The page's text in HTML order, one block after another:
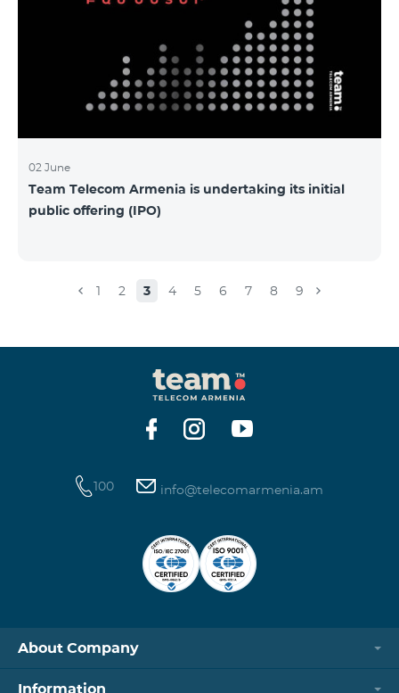
մանրամասներին ու թիմերին տրամադրվեց
ընկերության զարգացման ռազմավարական
խնդիրը։ Լուծումներ առաջարկելու համար թիմերն
ունենալու են ընդամենը 72 ժամ։ Հաջողություն
մաղթելով մրցույթի մասնակիցներին Team
Telecom Armenia-ի գլխավոր տնօրեն Հայկ
Եսայանը նշեց, որ
02 June
Team Telecom Armenia is undertaking its initial
public offering (IPO)
1 2 3 4 5 6 7 8 9
100 info@telecomarmenia.am
About Company
Information